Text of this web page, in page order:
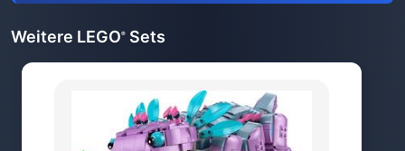
Weitere LEGO® Sets